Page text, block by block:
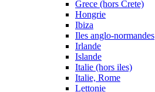
Grece (hors Crete)
Hongrie
Ibiza
Iles anglo-normandes
Irlande
Islande
Italie (hors iles)
Italie, Rome
Lettonie